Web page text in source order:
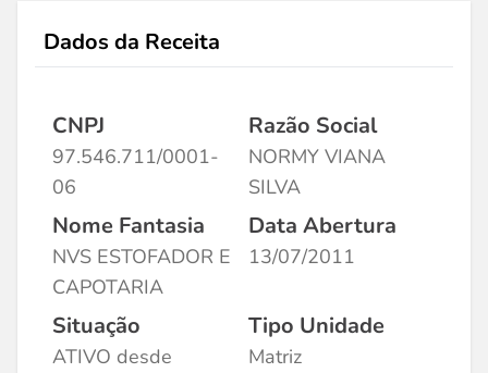
Dados da Receita
CNPJ
97.546.711/0001-
06
Razão Social
NORMY VIANA
SILVA
Nome Fantasia
NVS ESTOFADOR E
CAPOTARIA
Data Abertura
13/07/2011
Situação
ATIVO desde
Tipo Unidade
Matriz